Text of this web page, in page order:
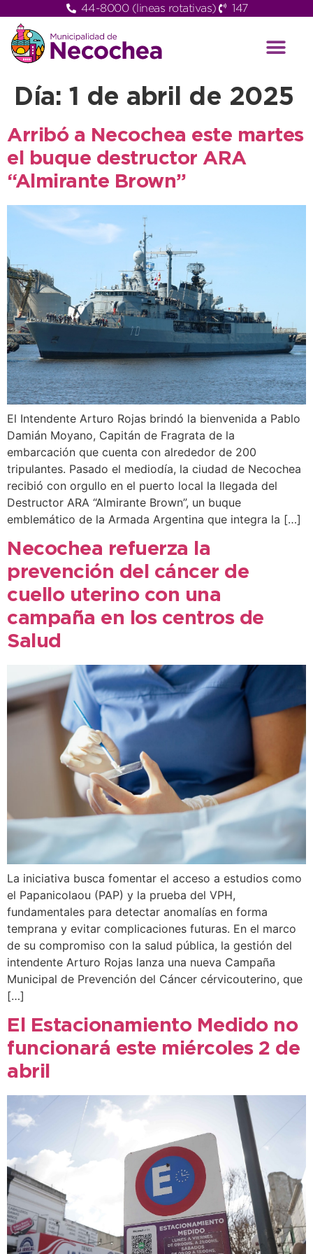
44-8000 (lineas rotativas) 147
Día: 1 de abril de 2025
Arribó a Necochea este martes
el buque destructor ARA
“Almirante Brown”
El Intendente Arturo Rojas brindó la bienvenida a Pablo
Damián Moyano, Capitán de Fragrata de la
embarcación que cuenta con alrededor de 200
tripulantes. Pasado el mediodía, la ciudad de Necochea
recibió con orgullo en el puerto local la llegada del
Destructor ARA “Almirante Brown”, un buque
emblemático de la Armada Argentina que integra la […]
Necochea refuerza la
prevención del cáncer de
cuello uterino con una
campaña en los centros de
Salud
La iniciativa busca fomentar el acceso a estudios como
el Papanicolaou (PAP) y la prueba del VPH,
fundamentales para detectar anomalías en forma
temprana y evitar complicaciones futuras. En el marco
de su compromiso con la salud pública, la gestión del
intendente Arturo Rojas lanza una nueva Campaña
Municipal de Prevención del Cáncer cérvicouterino, que
[…]
El Estacionamiento Medido no
funcionará este miércoles 2 de
abril